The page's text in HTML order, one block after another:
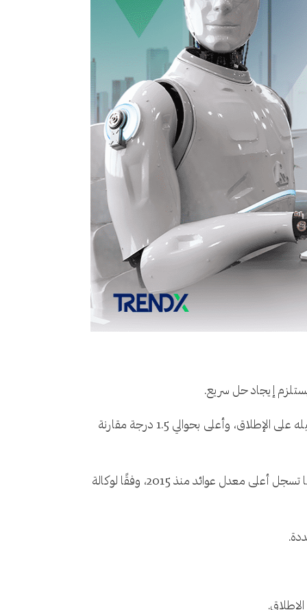
إيجاد حل سريع.
ارتفع المتوسط العالمي لدرجة حرارة الهواء السطحي في أغسطس 2023 إلى 16.82 درجة مئوية، وهو أعلى مستوى تم تسجيله على الإطلاق، وأعلى بحوالي 1.5 درجة مقارنة
في المقابل، ارتفعت أرباح أكبر 5 شركات نفط في العالم بمقدار الضعف تقريبًا في عام 2022، مع زيادة جديد في 2023، جعلتها تسجل أعلى معدل عوائد منذ 2015، وفقًا لوكالة